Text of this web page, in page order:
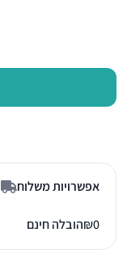
אפשרויות משלוח
₪0 הובלה חינם